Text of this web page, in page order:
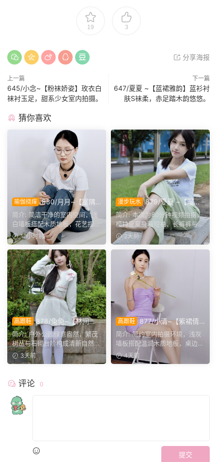
19 3
分享海报
上一篇
645/小念~【粉袜娇姿】玫衣白
袜衬玉足，甜系少女室内拍摄。
下一篇
647/夏夏 ~【蓝裙雅韵】蓝衫衬
肤S袜柔，赤足踏木韵悠悠。
猜你喜欢
瑜伽挠痒 880/月月~【室隅
姿影】雅室定格多样姿态，记
录鞋袜与肢体的百态呈现。
简介: 简洁干净的室内空间，浅
白墙板搭配木质地板，花艺摆件
点缀场景。月月身着白...
18小时前
漫步玩水 879/夏夏 ~【漫步
磨袜】80分钟视频拍摄，模
特穿丝质船袜踩水踩泥，对焦
袜子磨损变化镜头。
简介: 本次为80分钟视频拍摄，
模特夏夏身着短袖、长裤裤与丝
质船袜，修整干净脚趾...
2天前
高跟鞋 878/兔兔~【林间甜
序】公园翠色环绕，粉白装
束，动静间尽显少女娇柔风
姿。
简介: 户外公园绿意盎然，繁茂
树丛与石砌台阶构成清新自然环
境。兔兔身着白调小香...
3天前
高跟鞋 877/小清~【紫裙倩
影】紫裙衬温婉，轻咳敛神
态，步履尽显优雅格调。
简介: 简约室内拍摄环境，浅灰
墙板搭配温润木质地板，桌边鲜
花点缀空间氛围。小清...
4天前
评论 0
提交